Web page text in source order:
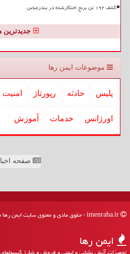
کشف ۱۹۲ تن برنج احتکارشده در بندرعباس
جدیدترین
موضوعات ایمن رها
پلیس حادثه رپورتاژ امنیت
اورژانس خدمات آموزش
صفحه
ایمن رها